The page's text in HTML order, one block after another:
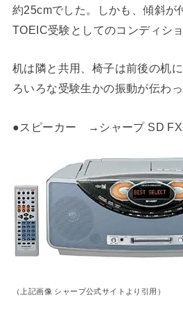
約25cmでした。しかも、傾斜が
TOEIC受験としてのコンディシ
机は隣と共用、椅子は前後の机
ろいろな受験生かの振動が伝わっ
●スピーカー →シャープ SD
（上記画像 シャープ公式サイトより引用）